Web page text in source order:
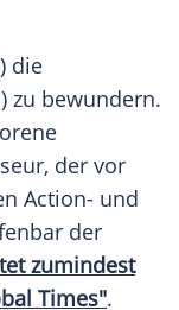
die
zu bewundern.
der vor
Action- und
der
zumindest
Times".